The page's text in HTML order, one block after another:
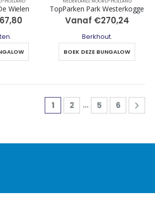
Wielen
.
TopParken Park Westerkogge
Vanaf €270,24
Berkhout.
BOEK DEZE BUNGALOW
1 2 … 5 6